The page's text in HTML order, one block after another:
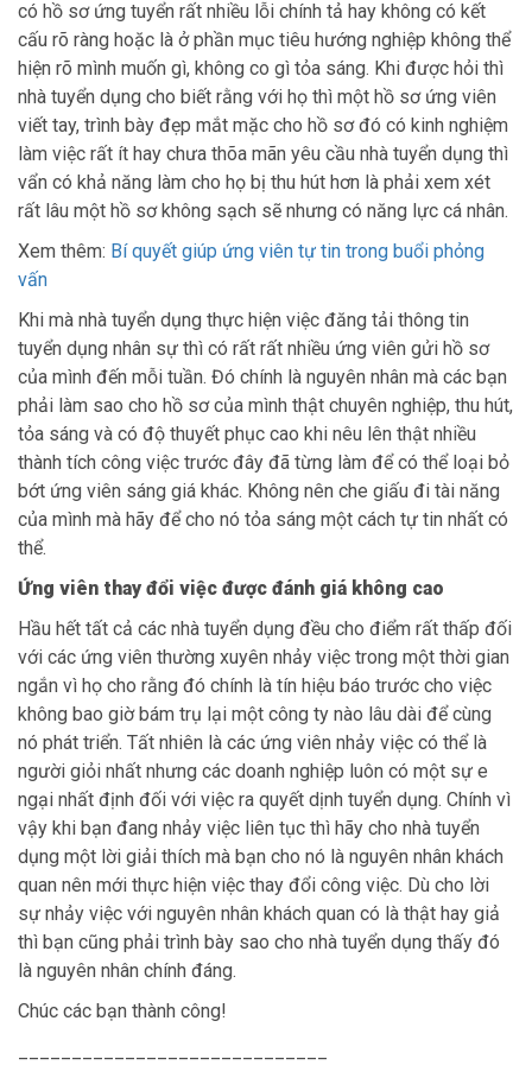
có hồ sơ ứng tuyển rất nhiều lỗi chính tả hay không có kết
cấu rõ ràng hoặc là ở phần mục tiêu hướng nghiệp không thể
hiện rõ mình muốn gì, không co gì tỏa sáng. Khi được hỏi thì
nhà tuyển dụng cho biết rằng với họ thì một hồ sơ ứng viên
viết tay, trình bày đẹp mắt mặc cho hồ sơ đó có kinh nghiệm
làm việc rất ít hay chưa thõa mãn yêu cầu nhà tuyển dụng thì
vẩn có khả năng làm cho họ bị thu hút hơn là phải xem xét
rất lâu một hồ sơ không sạch sẽ nhưng có năng lực cá nhân.
Xem thêm: Bí quyết giúp ứng viên tự tin trong buổi phỏng
vấn
Khi mà nhà tuyển dụng thực hiện việc đăng tải thông tin
tuyển dụng nhân sự thì có rất rất nhiều ứng viên gửi hồ sơ
của mình đến mỗi tuần. Đó chính là nguyên nhân mà các bạn
phải làm sao cho hồ sơ của mình thật chuyên nghiệp, thu hút,
tỏa sáng và có độ thuyết phục cao khi nêu lên thật nhiều
thành tích công việc trước đây đã từng làm để có thể loại bỏ
bớt ứng viên sáng giá khác. Không nên che giấu đi tài năng
của mình mà hãy để cho nó tỏa sáng một cách tự tin nhất có
thể.
Ứng viên thay đổi việc được đánh giá không cao
Hầu hết tất cả các nhà tuyển dụng đều cho điểm rất thấp đối
với các ứng viên thường xuyên nhảy việc trong một thời gian
ngắn vì họ cho rằng đó chính là tín hiệu báo trước cho việc
không bao giờ bám trụ lại một công ty nào lâu dài để cùng
nó phát triển. Tất nhiên là các ứng viên nhảy việc có thể là
người giỏi nhất nhưng các doanh nghiệp luôn có một sự e
ngại nhất định đối với việc ra quyết dịnh tuyển dụng. Chính vì
vậy khi bạn đang nhảy việc liên tục thì hãy cho nhà tuyển
dụng một lời giải thích mà bạn cho nó là nguyên nhân khách
quan nên mới thực hiện việc thay đổi công việc. Dù cho lời
sự nhảy việc với nguyên nhân khách quan có là thật hay giả
thì bạn cũng phải trình bày sao cho nhà tuyển dụng thấy đó
là nguyên nhân chính đáng.
Chúc các bạn thành công!